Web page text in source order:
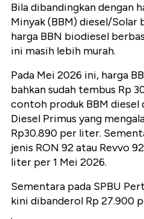
Bila dibandingkan dengan
Minyak (BBM) diesel/
harga BBN biodiesel
ini masih lebih murah.
Pada Mei 2026 ini, harga
bahkan sudah tembus Rp
contoh produk BBM diesel
Diesel Primus yang
Rp30.890 per liter.
jenis RON 92 atau Revvo
liter per 1 Mei 2026.
Sementara pada SPBU
kini dibanderol Rp 27.900